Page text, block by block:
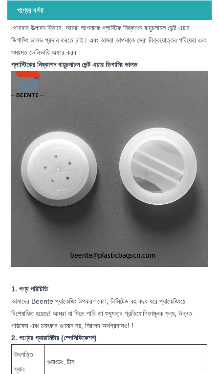
পণ্যের বর্ণনা
পেশাদার উত্পাদন হিসাবে, আমরা আপনাকে প্লাস্টিক নিষ্কাশন বায়ুচলাচল ভেন্ট এয়ার
ডিগাসিং ভালভ প্রদান করতে চাই। এবং আমরা আপনাকে সেরা বিক্রয়োত্তর পরিষেবা এবং
সময়মত ডেলিভারি অফার করব।
প্লাস্টিকের নিষ্কাশন বায়ুচলাচল ভেন্ট এয়ার ডিগাসিং ভালভ
1. পণ্য পরিচিতি
আমাদের Beente প্যাকেজিং উপকরণ কোং, লিমিটেড বহু বছর ধরে প্যাকেজিংয়ে
বিশেষায়িত হয়েছে! আমরা যা দিতে পারি তা শুধুমাত্র প্রতিযোগিতামূলক মূল্য, উন্নত
পরিষেবা এবং চমৎকার গুণমান নয়, নিরাপদ অর্থপ্রদানও! !
2. পণ্যের প্যারামিটার (স্পেসিফিকেশন)
উৎপত্তি
স্থল
গুয়াংডং, চীন